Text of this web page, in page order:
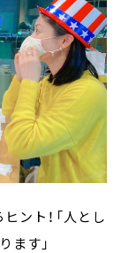
ント！「人とし
ます」